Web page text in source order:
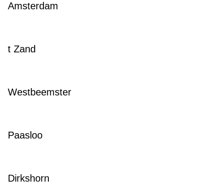
Amsterdam
t Zand
Westbeemster
Paasloo
Dirkshorn